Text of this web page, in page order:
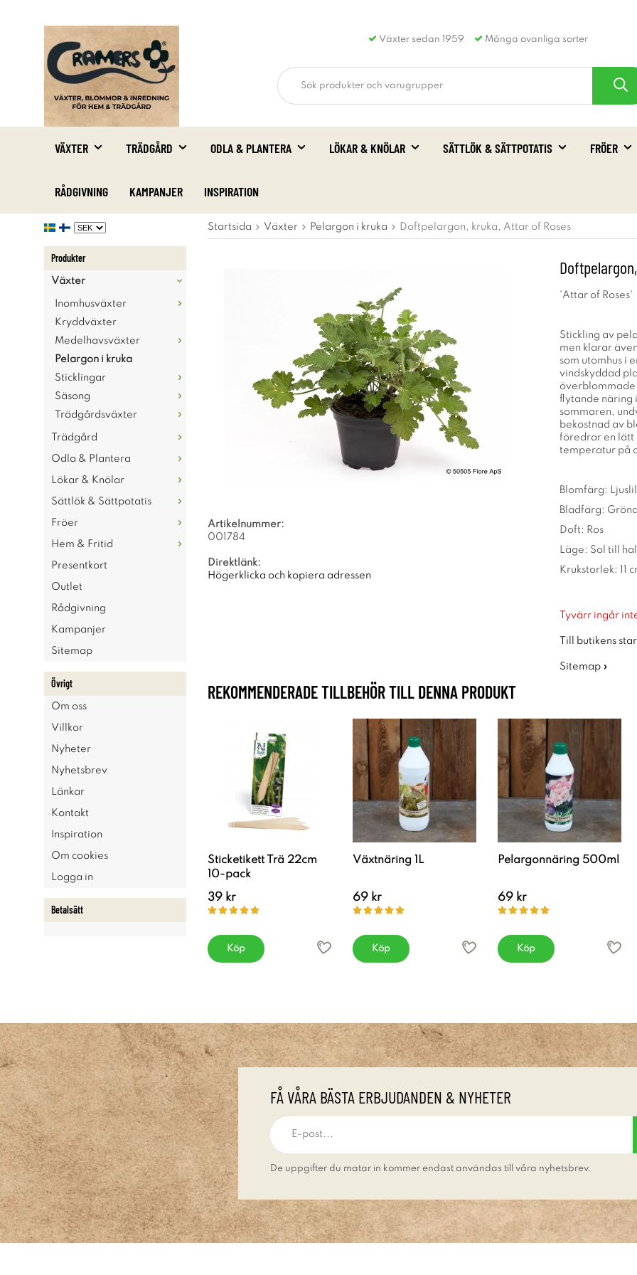
Växter sedan 1959 Många ovanliga sorter
VÄXTER TRÄDGÅRD ODLA & PLANTERA LÖKAR & KNÖLAR SÄTTLÖK & SÄTTPOTATIS FRÖER
RÅDGIVNING KAMPANJER INSPIRATION
Produkter
Växter
Inomhusväxter
Kryddväxter
Medelhavsväxter
Pelargon i kruka
Sticklingar
Säsong
Trädgårdsväxter
Trädgård
Odla & Plantera
Lökar & Knölar
Sättlök & Sättpotatis
Fröer
Hem & Fritid
Presentkort
Outlet
Rådgivning
Kampanjer
Sitemap
Övrigt
Om oss
Villkor
Nyheter
Nyhetsbrev
Länkar
Kontakt
Inspiration
Om cookies
Logga in
Betalsätt
Startsida Växter Pelargon i kruka Doftpelargon, kruka, Attar of Roses
'Attar of Roses'
Stickling av
men klarar
som utomhus i
vindskyddad
överblommade
flytande näring
sommaren,
bekostnad av
föredrar en lätt
temperatur på
Blomfärg:
Bladfärg:
Doft: Ros
Läge: Sol till
Krukstorlek: 11
Tyvärr ingår
Till butikens
Sitemap »
Artikelnummer:
001784
Direktlänk:
Högerklicka och kopiera adressen
REKOMMENDERADE TILLBEHÖR TILL DENNA PRODUKT
Sticketikett Trä 22cm
10-pack
39 kr
Köp
Växtnäring 1L
69 kr
Köp
Pelargonnäring 500ml
69 kr
Köp
FÅ VÅRA BÄSTA ERBJUDANDEN & NYHETER
De uppgifter du matar in kommer endast användas till våra nyhetsbrev.